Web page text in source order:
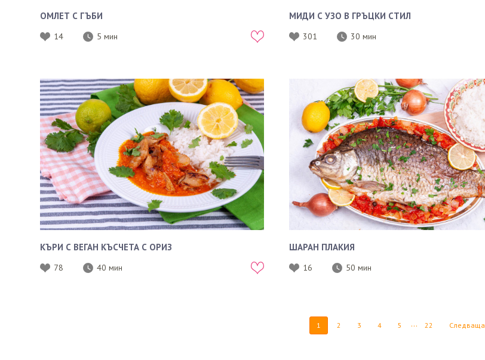
ОМЛЕТ С ГЪБИ
14 5 мин
МИДИ С УЗО В ГРЪЦКИ СТИЛ
301 30 мин
КЪРИ С ВЕГАН КЪСЧЕТА С ОРИЗ
78 40 мин
ШАРАН ПЛАКИЯ
16 50 мин
1 2 3 4 5 ... 22 Следваща